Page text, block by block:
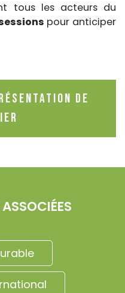
tous les acteurs du
pour anticiper
de